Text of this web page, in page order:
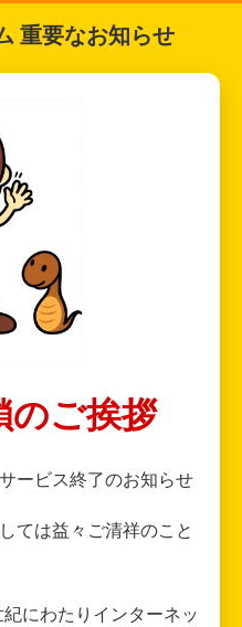
重要なお知らせ
のご挨拶
ービス終了のお知らせ
ては益々ご清祥のこと
にわたりインターネッ